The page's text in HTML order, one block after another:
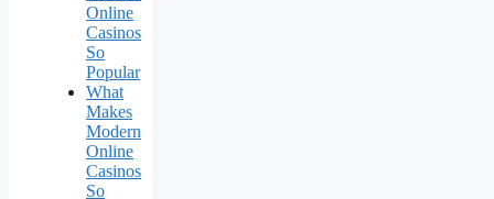
Online
Casinos
So
Popular
What
Makes
Modern
Online
Casinos
So